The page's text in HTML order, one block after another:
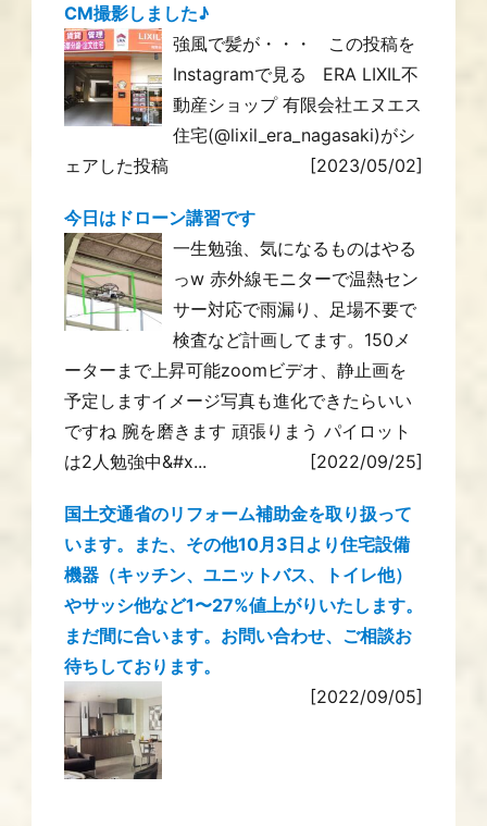
CM撮影しました♪
強風で髪が・・・ この投稿を
Instagramで見る ERA LIXIL不
動産ショップ 有限会社エヌエス
住宅(@lixil_era_nagasaki)がシ
ェアした投稿
[2023/05/02]
今日はドローン講習です
一生勉強、気になるものはやる
っw 赤外線モニターで温熱セン
サー対応で雨漏り、足場不要で
検査など計画してます。150メ
ーターまで上昇可能zoomビデオ、静止画を
予定しますイメージ写真も進化できたらいい
ですね 腕を磨きます 頑張りまう パイロット
は2人勉強中&#x...
[2022/09/25]
国土交通省のリフォーム補助金を取り扱って
います。また、その他10月3日より住宅設備
機器（キッチン、ユニットバス、トイレ他）
やサッシ他など1〜27%値上がりいたします。
まだ間に合います。お問い合わせ、ご相談お
待ちしております。
[2022/09/05]